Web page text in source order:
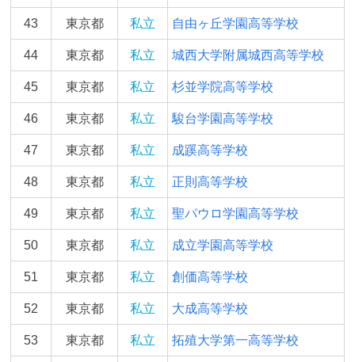
43 東京都 私立 自由ヶ丘学園高等学校
44 東京都 私立 城西大学附属城西高等学校
45 東京都 私立 杉並学院高等学校
46 東京都 私立 駿台学園高等学校
47 東京都 私立 成蹊高等学校
48 東京都 私立 正則高等学校
49 東京都 私立 聖パウロ学園高等学校
50 東京都 私立 成立学園高等学校
51 東京都 私立 創価高等学校
52 東京都 私立 大成高等学校
53 東京都 私立 拓殖大学第一高等学校